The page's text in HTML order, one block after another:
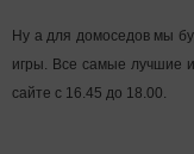
Ну а для домоседов мы
игры. Все самые лучшие
сайте с 16.45 до 18.00.